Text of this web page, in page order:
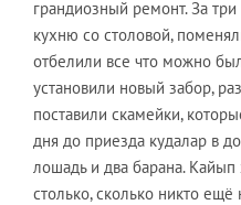
грандиозный ремонт. За
кухню со столовой,
отбелили все что можно
установили новый забор,
поставили скамейки,
дня до приезда кудалар в
лошадь и два барана.
столько, сколько никто